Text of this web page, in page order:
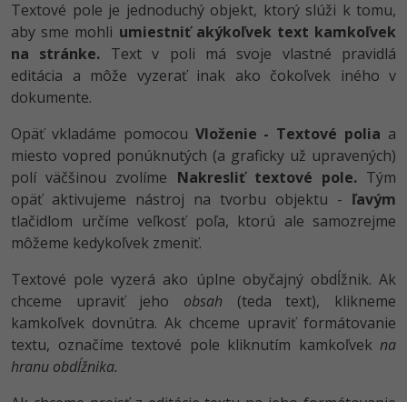
Textové pole je jednoduchý objekt, ktorý slúži k tomu,
aby sme mohli umiestniť akýkoľvek text kamkoľvek
na stránke. Text v poli má svoje vlastné pravidlá
editácia a môže vyzerať inak ako čokoľvek iného v
dokumente.
Opäť vkladáme pomocou Vloženie - Textové polia a
miesto vopred ponúknutých (a graficky už upravených)
polí väčšinou zvolíme Nakresliť textové pole.Tým
opäť aktivujeme nástroj na tvorbu objektu - ľavým
tlačidlom určíme veľkosť poľa, ktorú ale samozrejme
môžeme kedykoľvek zmeniť.
Textové pole vyzerá ako úplne obyčajný obdĺžnik. Ak
chceme upraviť jeho obsah (teda text), klikneme
kamkoľvek dovnútra. Ak chceme upraviť formátovanie
textu, označíme textové pole kliknutím kamkoľvek na
hranu obdĺžnika.